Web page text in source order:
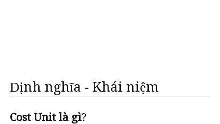
Định nghĩa - Khái niệm
Cost Unit là gì?